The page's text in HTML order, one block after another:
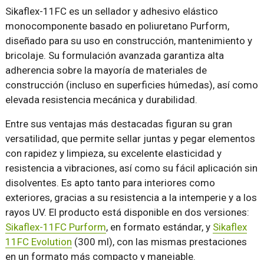
Sikaflex-11FC es un sellador y adhesivo elástico
monocomponente basado en poliuretano Purform,
diseñado para su uso en construcción, mantenimiento y
bricolaje. Su formulación avanzada garantiza alta
adherencia sobre la mayoría de materiales de
construcción (incluso en superficies húmedas), así como
elevada resistencia mecánica y durabilidad.
Entre sus ventajas más destacadas figuran su gran
versatilidad, que permite sellar juntas y pegar elementos
con rapidez y limpieza, su excelente elasticidad y
resistencia a vibraciones, así como su fácil aplicación sin
disolventes. Es apto tanto para interiores como
exteriores, gracias a su resistencia a la intemperie y a los
rayos UV. El producto está disponible en dos versiones:
Sikaflex-11FC Purform, en formato estándar, y Sikaflex
11FC Evolution (300 ml), con las mismas prestaciones
en un formato más compacto y manejable.